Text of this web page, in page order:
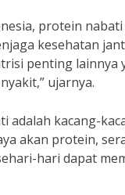
protein
kesehatan
penting lainnya
ujarnya.
adalah kacang-
akan protein,
hari dapat